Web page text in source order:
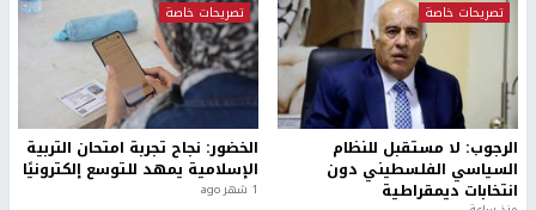
تصريحات خاصة
الرجوب: لا مستقبل للنظام
السياسي الفلسطيني دون
انتخابات ديمقراطية
تصريحات خاصة
الخضور: نجاح تجربة امتحان التربية
الإسلامية يمهد للتوسع إلكترونيًا
1 شهر ago